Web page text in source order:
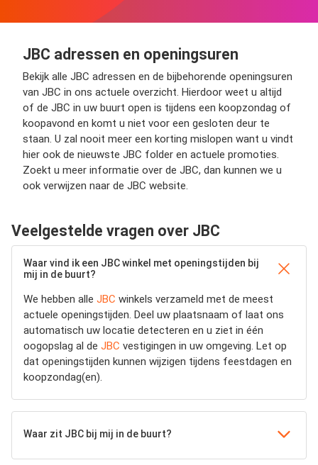
JBC adressen en openingsuren
Bekijk alle JBC adressen en de bijbehorende openingsuren
van JBC in ons actuele overzicht. Hierdoor weet u altijd
of de JBC in uw buurt open is tijdens een koopzondag of
koopavond en komt u niet voor een gesloten deur te
staan. U zal nooit meer een korting mislopen want u vindt
hier ook de nieuwste JBC folder en actuele promoties.
Zoekt u meer informatie over de JBC, dan kunnen we u
ook verwijzen naar de JBC website.
Veelgestelde vragen over JBC
Waar vind ik een JBC winkel met openingstijden bij
mij in de buurt?
We hebben alle JBC winkels verzameld met de meest
actuele openingstijden. Deel uw plaatsnaam of laat ons
automatisch uw locatie detecteren en u ziet in één
oogopslag al de JBC vestigingen in uw omgeving. Let op
dat openingstijden kunnen wijzigen tijdens feestdagen en
koopzondag(en).
Waar zit JBC bij mij in de buurt?